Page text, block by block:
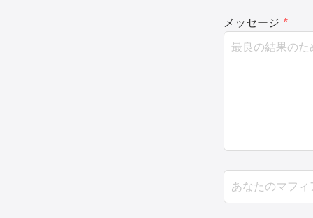
メッセージ *